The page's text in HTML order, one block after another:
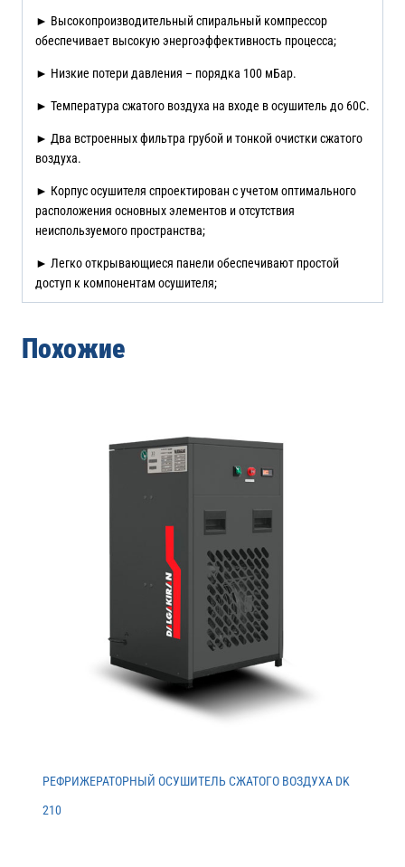
► Высокопроизводительный спиральный компрессор
обеспечивает высокую энергоэффективность процесса;
► Низкие потери давления – порядка 100 мБар.
► Температура сжатого воздуха на входе в осушитель до 60С.
► Два встроенных фильтра грубой и тонкой очистки сжатого
воздуха.
► Корпус осушителя спроектирован с учетом оптимального
расположения основных элементов и отсутствия
неиспользуемого пространства;
► Легко открывающиеся панели обеспечивают простой
доступ к компонентам осушителя;
Похожие
РЕФРИЖЕРАТОРНЫЙ ОСУШИТЕЛЬ СЖАТОГО ВОЗДУХА DK
210